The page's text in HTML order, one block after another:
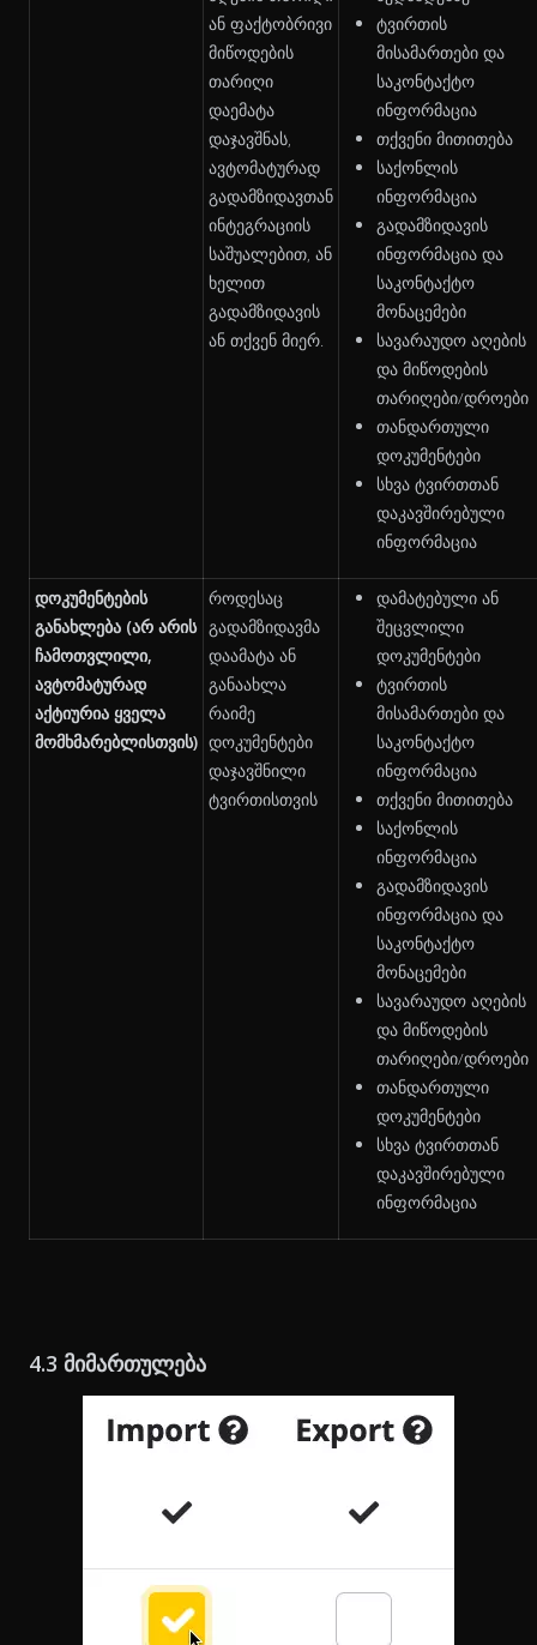
ან ფაქტობრივი
მიწოდების
თარიღი
დაემატა
დაჯავშნას,
ავტომატურად
გადამზიდავთან
ინტეგრაციის
საშუალებით, ან
ხელით
გადამზიდავის
ან თქვენ მიერ.
ტვირთის
მისამართები და
საკონტაქტო
ინფორმაცია
თქვენი მითითება
საქონლის
ინფორმაცია
გადამზიდავის
ინფორმაცია და
საკონტაქტო
მონაცემები
სავარაუდო აღების
და მიწოდების
თარიღები/დროები
თანდართული
დოკუმენტები
სხვა ტვირთთან
დაკავშირებული
ინფორმაცია
დოკუმენტების
განახლება (არ არის
ჩამოთვლილი,
ავტომატურად
აქტიურია ყველა
მომხმარებლისთვის)
როდესაც
გადამზიდავმა
დაამატა ან
განაახლა
რაიმე
დოკუმენტები
დაჯავშნილი
ტვირთისთვის
დამატებული ან
შეცვლილი
დოკუმენტები
ტვირთის
მისამართები და
საკონტაქტო
ინფორმაცია
თქვენი მითითება
საქონლის
ინფორმაცია
გადამზიდავის
ინფორმაცია და
საკონტაქტო
მონაცემები
სავარაუდო აღების
და მიწოდების
თარიღები/დროები
თანდართული
დოკუმენტები
სხვა ტვირთთან
დაკავშირებული
ინფორმაცია
4.3 მიმართულება